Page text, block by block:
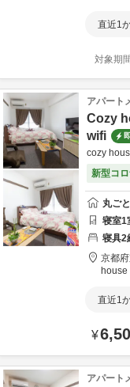
直近1
対象期
アパート
Cozy
wifi
cozy
新型コ
丸ご
寝室1
寝具2
京都府
house
直近1
¥
アパート